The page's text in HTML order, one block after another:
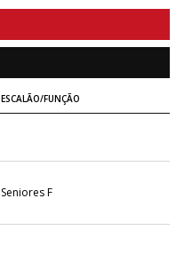
ESCALÃO/FUNÇÃO
Seniores F